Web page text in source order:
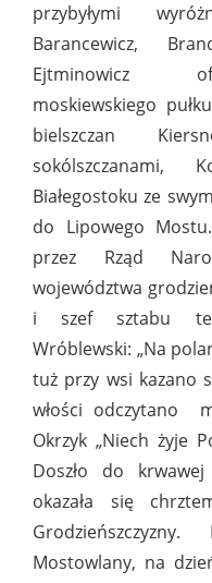
przybyłymi
Barancewicz,
Ejtminowicz
moskiewskiego
bielszczan
sokólszczanami,
Białegostoku ze
do Lipowego
przez Rząd
województwa
i szef sztabu
Wróblewski: „Na
tuż przy wsi kazano
włości odczytano
Okrzyk „Niech żyje
Doszło do
okazała się
Mostowlany, na